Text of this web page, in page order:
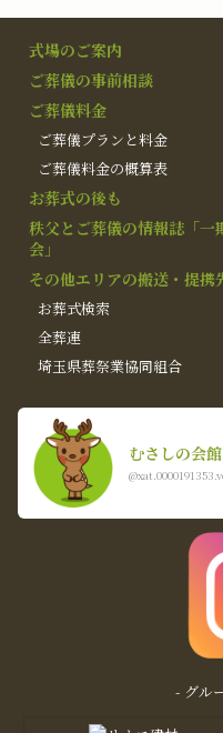
式場のご案内
ご葬儀の事前相談
ご葬儀料金
ご葬儀プランと料金
ご葬儀料金の概算表
お葬式の後も
秩父とご葬儀の情報誌「一
会」
その他エリアの搬送・提携
お葬式検索
全葬連
埼玉県葬祭業協同組合
むさしの会
- グル